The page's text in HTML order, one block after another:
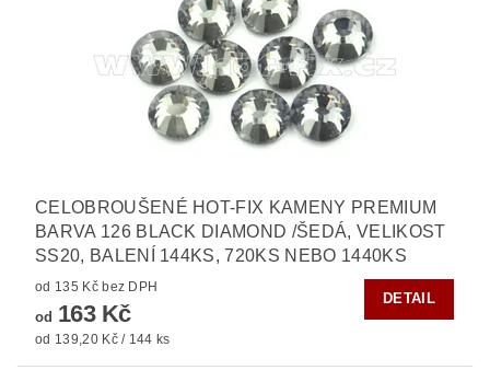
CELOBROUŠENÉ HOT-FIX KAMENY PREMIUM
BARVA 126 BLACK DIAMOND /ŠEDÁ, VELIKOST
SS20, BALENÍ 144KS, 720KS NEBO 1440KS
od 135 Kč bez DPH
od 163 Kč
od 139,20 Kč / 144 ks
DETAIL